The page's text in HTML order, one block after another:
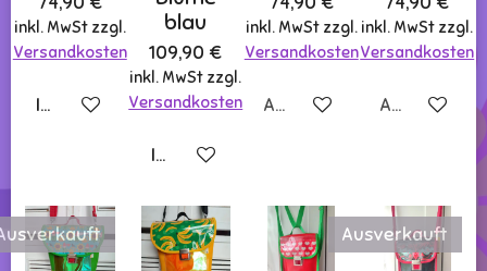
inkl. MwSt zzgl.
Versandkosten
In den Warenkorb
blau
109,90 €
inkl. MwSt zzgl.
Versandkosten
In den Warenkorb
inkl. MwSt zzgl.
Versandkosten
Ausverkauft
inkl. MwSt zzgl.
Versandkosten
Ausverkauft
Ausverkauft